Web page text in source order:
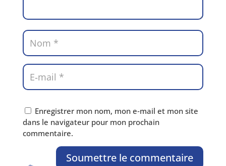
Enregistrer mon nom, mon e‑mail et mon site
dans le navi­ga­teur pour mon pro­chain
commentaire.
Soumettre le commentaire